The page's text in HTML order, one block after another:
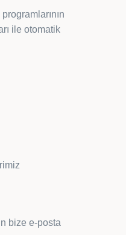
ile otomatik
bize e-posta